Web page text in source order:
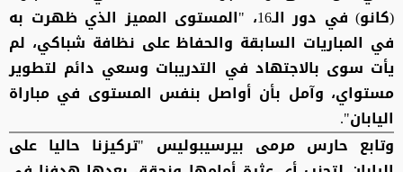
(كانو) في دور الـ16، "المستوى المميز الذي ظهرت به
في المباريات السابقة والحفاظ على نظافة شباكي، لم
يأت سوى بالاجتهاد في التدريبات وسعي دائم لتطوير
مستواي، وآمل بأن أواصل بنفس المستوى في مباراة
اليابان".
وتابع حارس مرمى بيرسيبوليس "تركيزنا حاليا على